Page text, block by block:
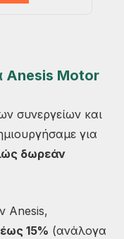
Anesis Motor
συνεργείων και
για
δωρεάν
Anesis,
15% (ανάλογα